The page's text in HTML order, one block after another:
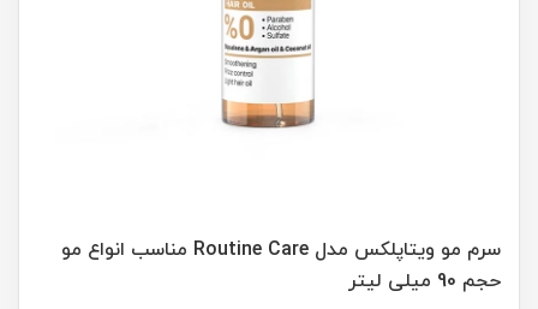
سرم مو ویتاپلکس مدل Routine Care مناسب انواع مو
حجم 90 میلی لیتر